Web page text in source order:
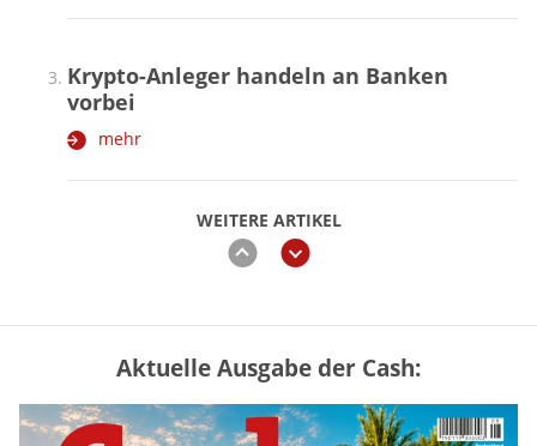
WEITERE ARTIKEL
zurückweiter
Krypto-Anleger handeln an Banken
vorbei
mehr
Vermieter-Zutritt: Wann Mieter
die Wohnung öffnen müssen
mehr
Aktuelle Ausgabe der Cash: